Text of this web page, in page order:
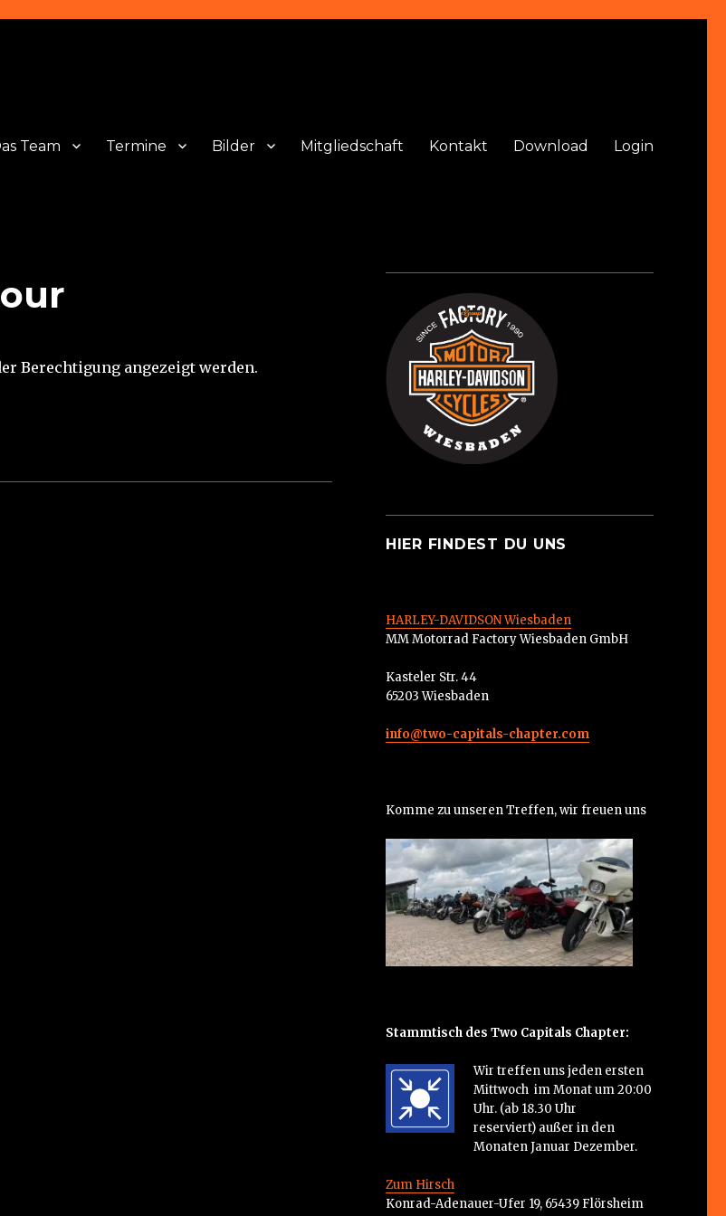
Team Termine Bilder Mitgliedschaft Kontakt Download Login
Berechtigung angezeigt werden.
HIER FINDEST DU UNS
HARLEY-DAVIDSON Wiesbaden
MM Motorrad Factory Wiesbaden GmbH
Kasteler Str. 44
65203 Wiesbaden
info@two-capitals-chapter.com
Komme zu unseren Treffen, wir freuen uns
Stammtisch des Two Capitals Chapter:
Wir treffen uns jeden ersten
Mittwoch im Monat um 20:00
Uhr. (ab 18.30 Uhr
reserviert) außer in den
Monaten Januar Dezember.
Zum Hirsch
Konrad-Adenauer-Ufer 19, 65439 Flörsheim